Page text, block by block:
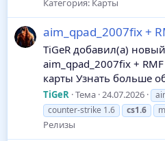
Категория: Карты
aim_qpad_2007fix +
TiGeR добавил(а)
aim_qpad_2007fix +
карты Узнать больше
TiGeR Тема 24.07.2026
counter-strike 1.6
cs1.6
Релизы